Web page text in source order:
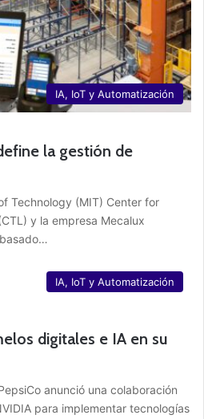
IA, IoT y Automatización
la gestión de
Technology (MIT) Center for
y la empresa Mecalux
IA, IoT y Automatización
digitales e IA en su
anunció una colaboración
para implementar tecnologías